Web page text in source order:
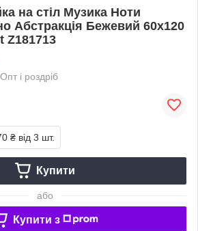
на стіл Музика Ноти
Абстракція Бежевий 60х120
Z181713
Опт і роздріб
₴ від 3 шт.
Купити
або
Купити з